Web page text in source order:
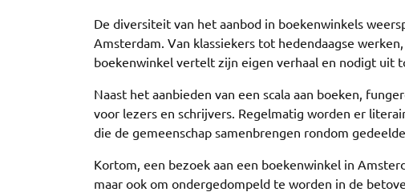
De diversiteit van het aanbod in boekenwinkels
Amsterdam. Van klassiekers tot hedendaagse
boekenwinkel vertelt zijn eigen verhaal en nodigt uit
Naast het aanbieden van een scala aan boeken,
voor lezers en schrijvers. Regelmatig worden er
die de gemeenschap samenbrengen rondom
Kortom, een bezoek aan een boekenwinkel in
maar ook om ondergedompeld te worden in de